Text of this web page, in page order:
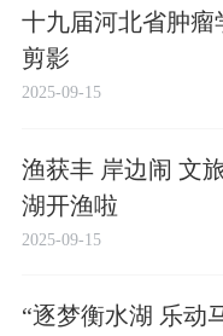
十九届河北省肿瘤
剪影
2025-09-15
渔获丰 岸边闹 文
湖开渔啦
2025-09-15
“逐梦衡水湖 乐动